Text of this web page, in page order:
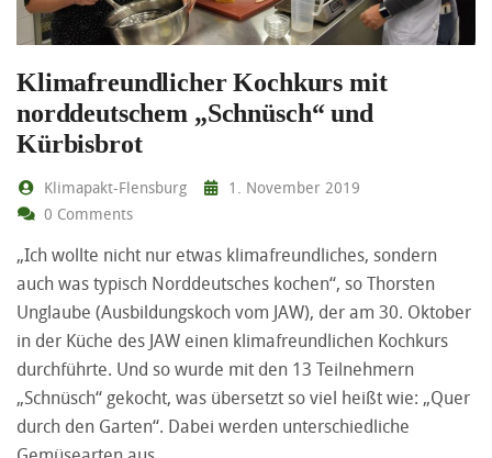
Klimafreundlicher Kochkurs mit
norddeutschem „Schnüsch“ und
Kürbisbrot
Klimapakt-Flensburg
1. November 2019
0 Comments
„Ich wollte nicht nur etwas klimafreundliches, sondern
auch was typisch Norddeutsches kochen“, so Thorsten
Unglaube (Ausbildungskoch vom JAW), der am 30. Oktober
in der Küche des JAW einen klimafreundlichen Kochkurs
durchführte. Und so wurde mit den 13 Teilnehmern
„Schnüsch“ gekocht, was übersetzt so viel heißt wie: „Quer
durch den Garten“. Dabei werden unterschiedliche